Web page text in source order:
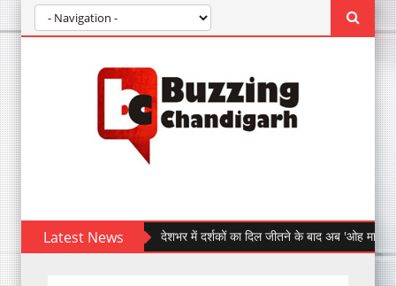
Latest Newsदेशभर में दर्शकों का दिल जीतने के बाद अब 'ओह माय डॉग' पहुँची